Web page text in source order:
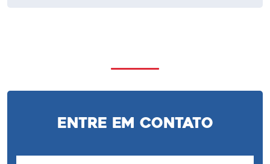
Entre em Contato